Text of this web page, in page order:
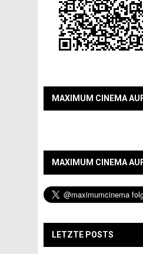
MAXIMUM CINEMA
MAXIMUM CINEMA
LETZTE POSTS